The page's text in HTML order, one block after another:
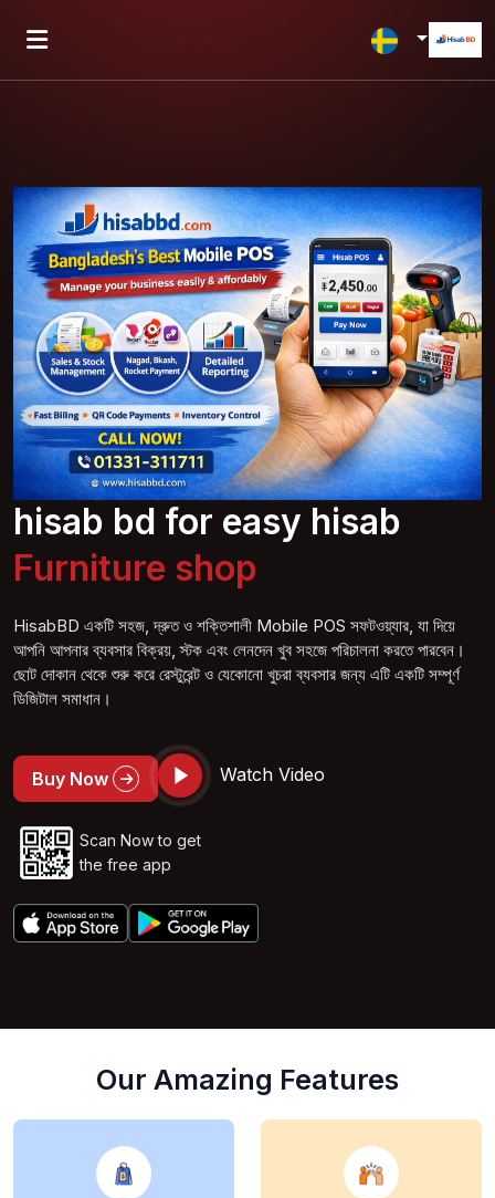
hisab bd for easy hisab
Furniture shop
HisabBD একটি সহজ, দ্রুত ও শক্তিশালী Mobile POS সফটওয়্যার, যা দিয়ে
আপনি আপনার ব্যবসার বিক্রয়, স্টক এবং লেনদেন খুব সহজে পরিচালনা করতে পারবেন।
ছোট দোকান থেকে শুরু করে রেস্টুরেন্ট ও যেকোনো খুচরা ব্যবসার জন্য এটি একটি সম্পূর্ণ
ডিজিটাল সমাধান।
Buy Now Watch Video
Scan Now to get
the free app
Our Amazing Features